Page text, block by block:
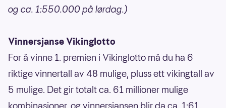
og ca. 1:550.000 på lørdag.)
Vinnersjanse Vikinglotto
For å vinne 1. premien i Vikinglotto må du ha 6
riktige vinnertall av 48 mulige, pluss ett vikingtall av
5 mulige. Det gir totalt ca. 61 millioner mulige